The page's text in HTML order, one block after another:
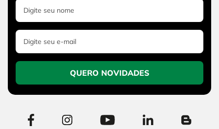
QUERO NOVIDADES